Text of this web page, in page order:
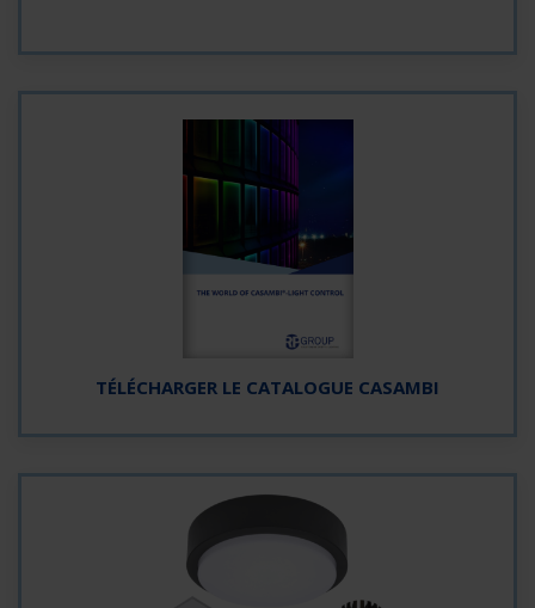
TÉLÉCHARGER LE CATALOGUE CASAMBI